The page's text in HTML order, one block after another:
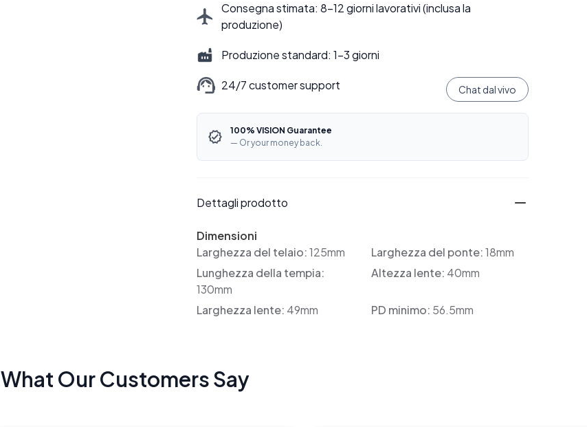
Consegna stimata: 8–12 giorni lavorativi (inclusa la
produzione)
Produzione standard: 1–3 giorni
24/7 customer support Chat dal vivo
100% VISION Guarantee
— Or your money back.
Dettagli prodotto
Dimensioni
Larghezza del telaio:125mm Larghezza del ponte:18mm
Lunghezza della tempia:
130mm
Altezza lente: 40mm
Larghezza lente: 49mm PD minimo: 56.5mm
What Our Customers Say